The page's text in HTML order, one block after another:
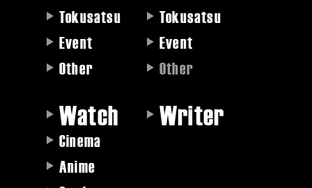
Tokusatsu
Event
Other
Tokusatsu
Event
Other
Watch
Cinema
Anime
Writer